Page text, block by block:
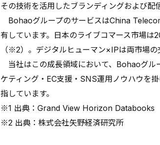
その技術を活用したブランディングおよび配
BohaoグループのサービスはChina
有しています。日本のライブコマース市場
（※2）。デジタルヒューマン×IPは両市場の
当社はこの成長領域において、Bohaoグル
ケティング・EC支援・SNS運用ノウハウを
指しています。
※1 出典：Grand View Horizon Databooks
※2 出典：株式会社矢野経済研究所